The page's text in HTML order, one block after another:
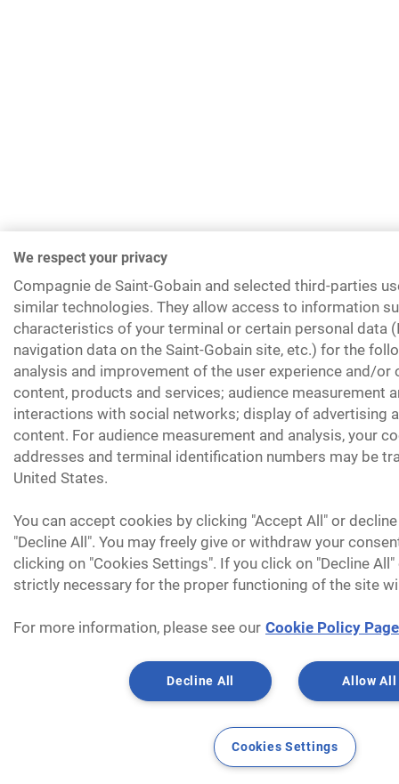
We respect your privacy
Compagnie de Saint-Gobain and selected third-parties
similar technologies. They allow access to information
characteristics of your terminal or certain personal data
navigation data on the Saint-Gobain site, etc.) for the
analysis and improvement of the user experience and/or
content, products and services; audience measurement
interactions with social networks; display of advertising
content. For audience measurement and analysis, your
addresses and terminal identification numbers may be
United States.
You can accept cookies by clicking "Accept All" or
"Decline All". You may freely give or withdraw your
clicking on "Cookies Settings". If you click on "Decline
strictly necessary for the proper functioning of the site
For more information, please see our Cookie Policy Page
Allow All
Decline All
Cookies Settings